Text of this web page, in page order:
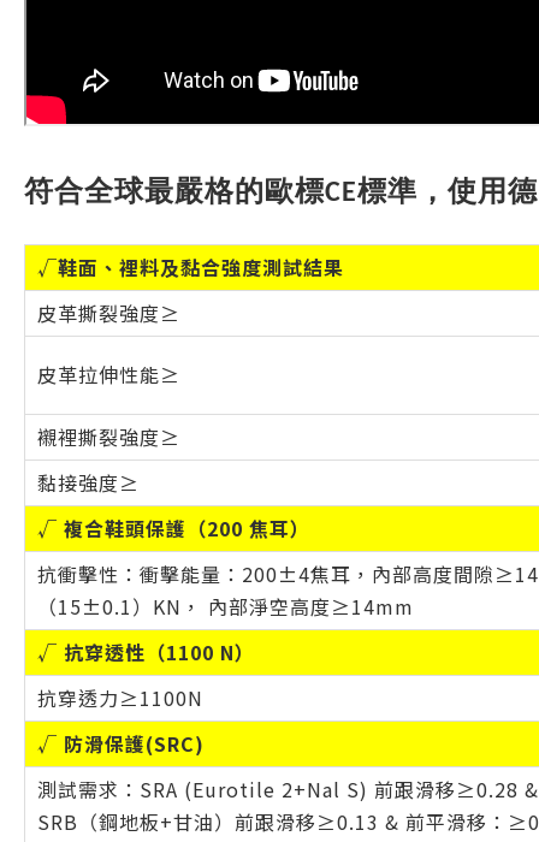
符合全球最嚴格的歐標CE標準，使用
√鞋面、裡料及黏合強度測試結果
皮革撕裂強度≥
皮革拉伸性能≥
襯裡撕裂強度≥
黏接強度≥
√ 複合鞋頭保護（200 焦耳）
抗衝擊性：衝擊能量：200±4焦耳，內部高度間隙
（15±0.1）KN， 內部淨空高度≥14mm
√ 抗穿透性（1100 N）
抗穿透力≥1100N
√ 防滑保護(SRC)
測試需求：SRA (Eurotile 2+Nal S) 前跟滑移≥0.28
SRB（鋼地板+甘油）前跟滑移≥0.13 & 前平滑移：